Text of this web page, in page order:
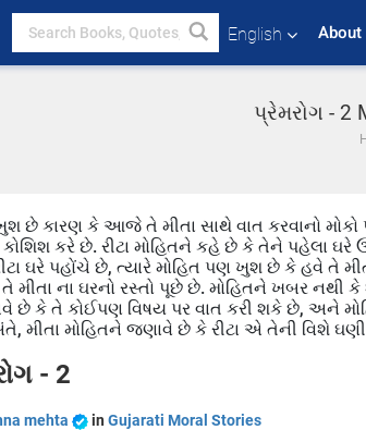
English About
પ્રેમરોગ - 2
છે કારણ કે આજે તે મીતા સાથે વાત કરવાનો મોકો
કોશિશ કરે છે. રીટા મોહિતને કહે છે કે તેને પહેલા
ઘરે પહોંચે છે, ત્યારે મોહિત પણ ખુશ છે કે હવે તે
ના ઘરનો રસ્તો પૂછે છે. મોહિતને ખબર નથી કે
છે કે તે કોઈપણ વિષય પર વાત કરી શકે છે, અને
મીતા મોહિતને જણાવે છે કે રીટા એ તેની વિશે
- 2
mehta in Gujarati Moral Stories